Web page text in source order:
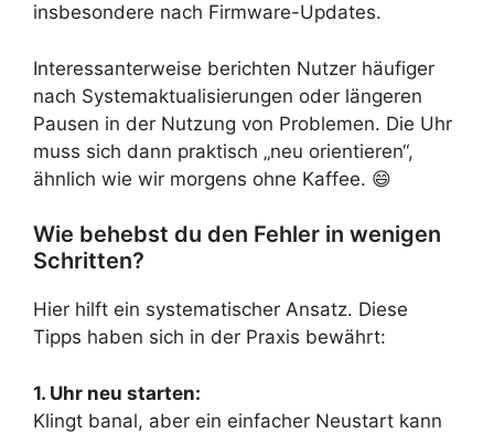
insbesondere nach Firmware-Updates.
Interessanterweise berichten Nutzer häufiger
nach Systemaktualisierungen oder längeren
Pausen in der Nutzung von Problemen. Die Uhr
muss sich dann praktisch „neu orientieren“,
ähnlich wie wir morgens ohne Kaffee. 😄
Wie behebst du den Fehler in wenigen
Schritten?
Hier hilft ein systematischer Ansatz. Diese
Tipps haben sich in der Praxis bewährt:
1. Uhr neu starten:
Klingt banal, aber ein einfacher Neustart kann